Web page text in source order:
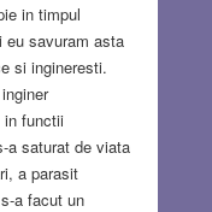
in timpul
eu savuram asta
si ingineresti.
in functii
a saturat de viata
a parasit
a facut un